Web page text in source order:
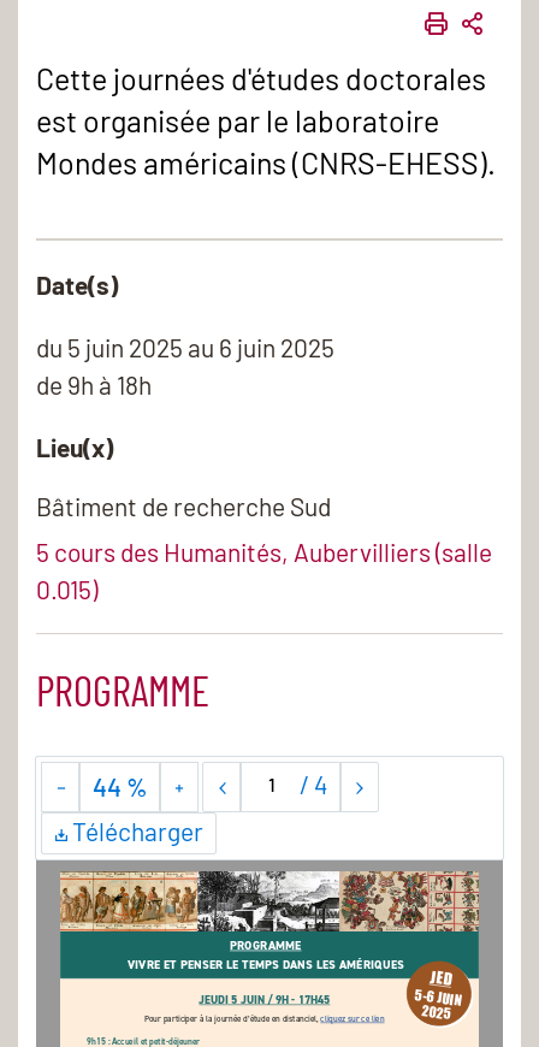
Cette journées d'études doctorales
est organisée par le laboratoire
Mondes américains (CNRS-EHESS).
Date(s)
du 5 juin 2025 au 6 juin 2025
de 9h à 18h
Lieu(x)
Bâtiment de recherche Sud
5 cours des Humanités, Aubervilliers (salle
0.015)
PROGRAMME
44 % / 4
Télécharger
JEUDI 5 JUIN / 9H - 17H45
9h15 : Accueil et petit-déjeuner
PROGRAMME
VIVRE ET PENSER LE TEMPS DANS LES AMÉRIQUES
JED
5-6 JUIN
2025
Pour participer à la journée d’étude en distanciel, cliquez sur ce lien